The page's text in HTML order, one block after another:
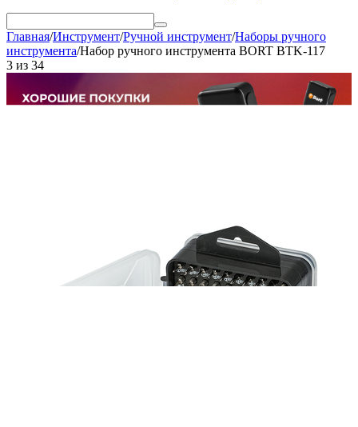
Главная/Инструмент/Ручной инструмент/Наборы ручного
инструмента/Набор ручного инструмента BORT BTK-117
3 из 34